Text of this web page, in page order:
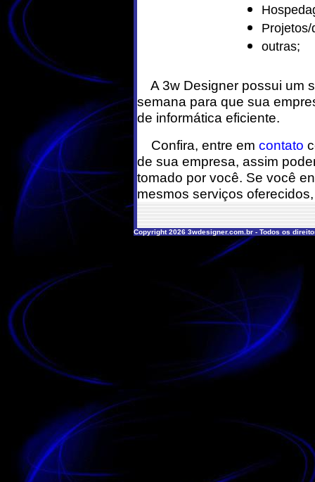
outras;
A 3w Designer possui um
semana para que sua
de informática eficiente.
Confira, entre em contato
de sua empresa, assim
tomado por você. Se você
mesmos serviços
Copyright 2026 3wdesigner.com.br - Todos os